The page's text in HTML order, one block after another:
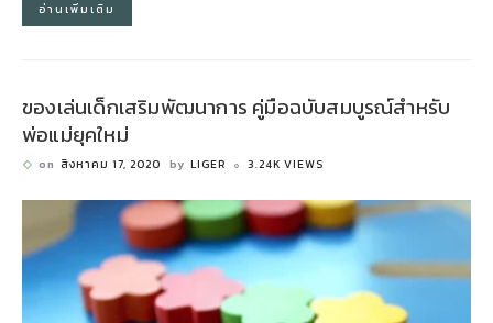
อ่านเพิ่มเติม
ของเล่นเด็กเสริมพัฒนาการ คู่มือฉบับสมบูรณ์สำหรับ
พ่อแม่ยุคใหม่
on สิงหาคม 17, 2020 by LIGER 3.24K VIEWS